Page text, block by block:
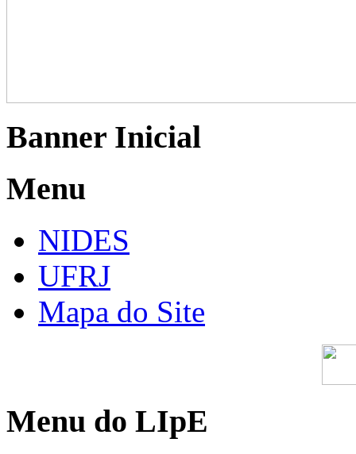
Banner Inicial
Menu
NIDES
UFRJ
Mapa do Site
Menu do LIpE